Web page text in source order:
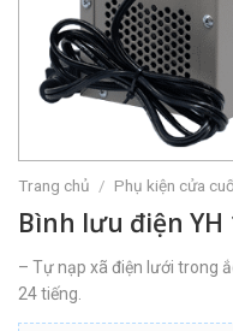
Trang chủ / Phụ kiện cửa
Bình lưu điện YH
– Tự nạp xã điện lưới trong
24 tiếng.
– Sử dụng bình 4B